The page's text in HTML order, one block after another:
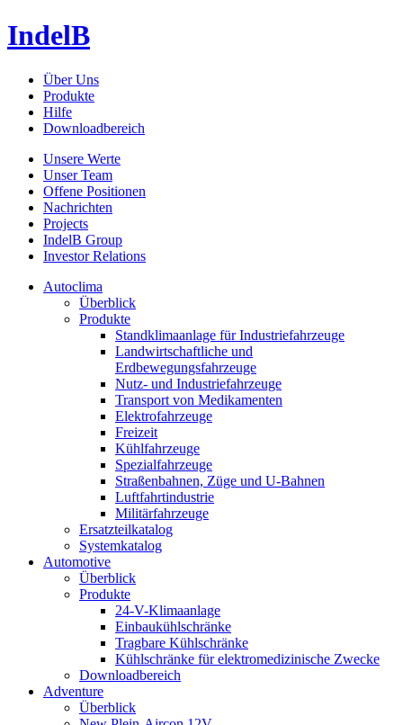
IndelB
Über Uns
Produkte
Hilfe
Downloadbereich
Unsere Werte
Unser Team
Offene Positionen
Nachrichten
Projects
IndelB Group
Investor Relations
Autoclima
Überblick
Produkte
Standklimaanlage für Industriefahrzeuge
Landwirtschaftliche und
Erdbewegungsfahrzeuge
Nutz- und Industriefahrzeuge
Transport von Medikamenten
Elektrofahrzeuge
Freizeit
Kühlfahrzeuge
Spezialfahrzeuge
Straßenbahnen, Züge und U-Bahnen
Luftfahrtindustrie
Militärfahrzeuge
Ersatzteilkatalog
Systemkatalog
Automotive
Überblick
Produkte
24-V-Klimaanlage
Einbaukühlschränke
Tragbare Kühlschränke
Kühlschränke für elektromedizinische Zwecke
Downloadbereich
Adventure
Überblick